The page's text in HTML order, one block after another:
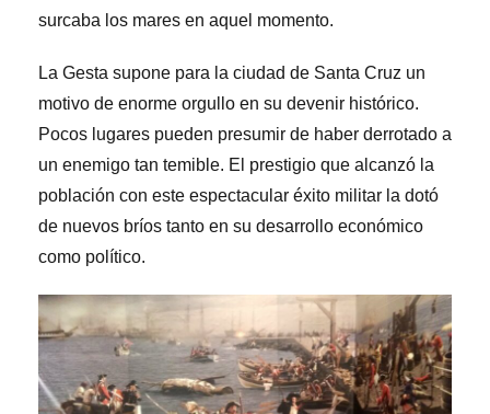
surcaba los mares en aquel momento.
La Gesta supone para la ciudad de Santa Cruz un
motivo de enorme orgullo en su devenir histórico.
Pocos lugares pueden presumir de haber derrotado a
un enemigo tan temible. El prestigio que alcanzó la
población con este espectacular éxito militar la dotó
de nuevos bríos tanto en su desarrollo económico
como político.